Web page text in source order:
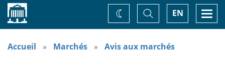
Accueil EN
Basculer
la
recherche
Changez
de
Accueil Marchés Avis aux marchés